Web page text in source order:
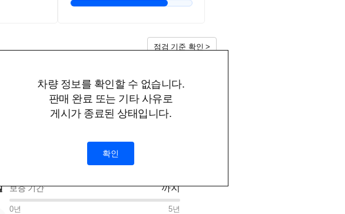
차량 정보를 확인할 수 없습니다.
판매 완료 또는 기타 사유로
게시가 종료된 상태입니다.
확인
점검 기준 확인 >
RQI 점검 리포트 다운로드
보증 기간 까지
0년 5년